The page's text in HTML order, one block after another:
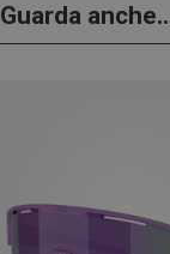
Guarda